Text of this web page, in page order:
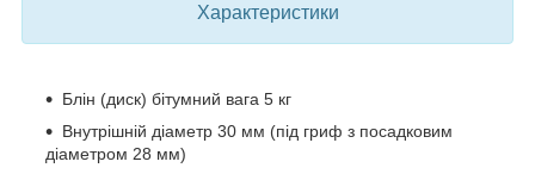
Характеристики
Блін (диск) бітумний вага 5 кг
Внутрішній діаметр 30 мм (під гриф з посадковим
діаметром 28 мм)